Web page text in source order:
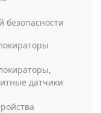
датчики